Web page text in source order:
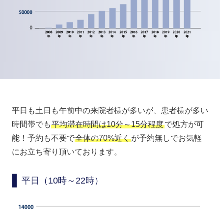
平日も土日も午前中の来院者様が多いが、患者様が多い
時間帯でも 平均滞在時間は10分～15分程度で処方が可
能！予約も不要で全体の70%近くが予約無しでお気軽
にお立ち寄り頂いております。
平日（10時～22時）